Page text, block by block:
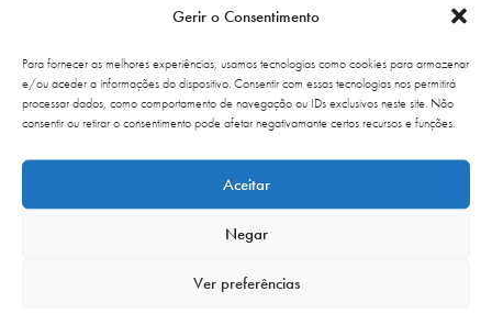
Gerir o Consentimento
Para fornecer as melhores experiências, usamos tecnologias como cookies para armazenar
e/ou aceder a informações do dispositivo. Consentir com essas tecnologias nos permitirá
processar dados, como comportamento de navegação ou IDs exclusivos neste site. Não
consentir ou retirar o consentimento pode afetar negativamante certos recursos e funções.
Aceitar
Negar
Ver preferências
Tratamentos de pele
depois do verão: